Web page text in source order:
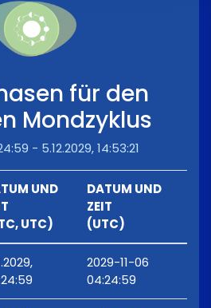
für den
Mondzyklus
- 5.12.2029, 14:53:21
UND
UTC)
DATUM UND
ZEIT
(UTC)
2029-11-06
04:24:59